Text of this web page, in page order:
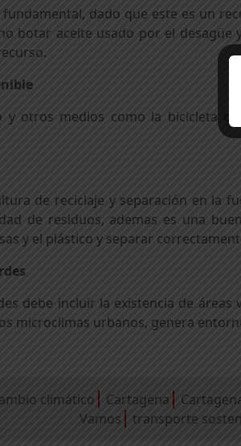
fundamental, dado que este es un
botar aceite usado por el
y otros medios como la bicicleta
de reciclaje y separación en la
de residuos, ademas es una
y el plástico y separar
debe incluir la existencia de
microclimas urbanos, genera
climático Cartagena
Vamos
transporte